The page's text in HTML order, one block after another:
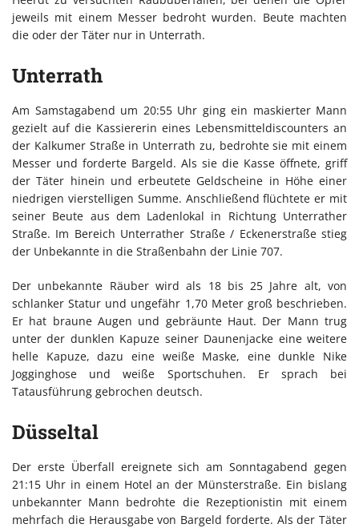
jeweils mit einem Messer bedroht wurden. Beute machten
die oder der Täter nur in Unterrath.
Unterrath
Am Samstagabend um 20:55 Uhr ging ein maskierter Mann
gezielt auf die Kassiererin eines Lebensmitteldiscounters an
der Kalkumer Straße in Unterrath zu, bedrohte sie mit einem
Messer und forderte Bargeld. Als sie die Kasse öffnete, griff
der Täter hinein und erbeutete Geldscheine in Höhe einer
niedrigen vierstelligen Summe. Anschließend flüchtete er mit
seiner Beute aus dem Ladenlokal in Richtung Unterrather
Straße. Im Bereich Unterrather Straße / Eckenerstraße stieg
der Unbekannte in die Straßenbahn der Linie 707.
Der unbekannte Räuber wird als 18 bis 25 Jahre alt, von
schlanker Statur und ungefähr 1,70 Meter groß beschrieben.
Er hat braune Augen und gebräunte Haut. Der Mann trug
unter der dunklen Kapuze seiner Daunenjacke eine weitere
helle Kapuze, dazu eine weiße Maske, eine dunkle Nike
Jogginghose und weiße Sportschuhen. Er sprach bei
Tatausführung gebrochen deutsch.
Düsseltal
Der erste Überfall ereignete sich am Sonntagabend gegen
21:15 Uhr in einem Hotel an der Münsterstraße. Ein bislang
unbekannter Mann bedrohte die Rezeptionistin mit einem
mehrfach die Herausgabe von Bargeld forderte. Als der Täter